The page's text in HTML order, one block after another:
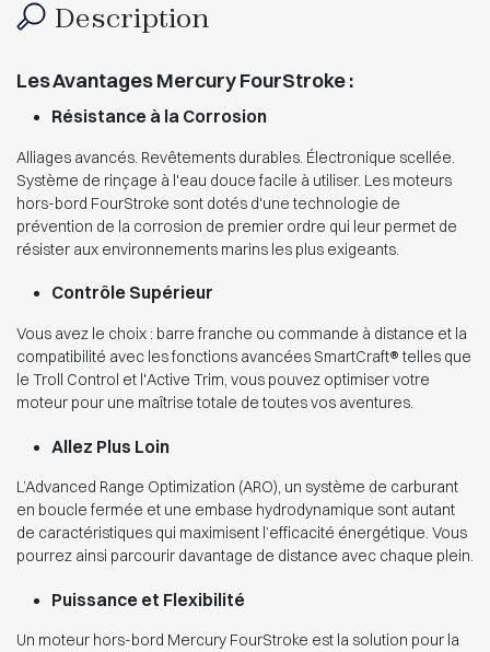
Description
Les Avantages Mercury FourStroke :
Résistance à la Corrosion
Alliages avancés. Revêtements durables. Électronique scellée.
Système de rinçage à l'eau douce facile à utiliser. Les moteurs
hors-bord FourStroke sont dotés d'une technologie de
prévention de la corrosion de premier ordre qui leur permet de
résister aux environnements marins les plus exigeants.
Contrôle Supérieur
Vous avez le choix : barre franche ou commande à distance et la
compatibilité avec les fonctions avancées SmartCraft® telles que
le Troll Control et l'Active Trim, vous pouvez optimiser votre
moteur pour une maîtrise totale de toutes vos aventures.
Allez Plus Loin
L’Advanced Range Optimization (ARO), un système de carburant
en boucle fermée et une embase hydrodynamique sont autant
de caractéristiques qui maximisent l’efficacité énergétique. Vous
pourrez ainsi parcourir davantage de distance avec chaque plein.
Puissance et Flexibilité
Un moteur hors-bord Mercury FourStroke est la solution pour la